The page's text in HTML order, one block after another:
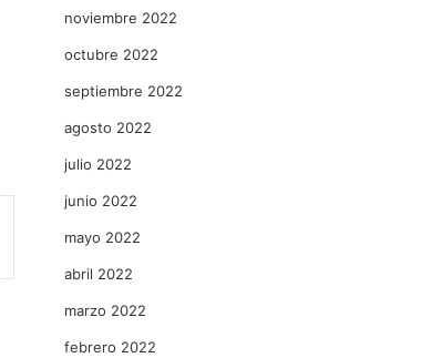
noviembre 2022
octubre 2022
septiembre 2022
agosto 2022
julio 2022
junio 2022
mayo 2022
abril 2022
marzo 2022
febrero 2022